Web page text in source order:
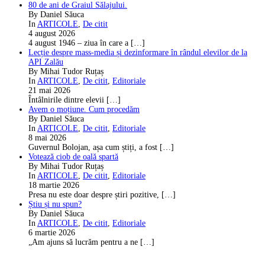
80 de ani de Graiul Sălajului.
By Daniel Săuca
In ARTICOLE, De citit
4 august 2026
4 august 1946 – ziua în care a […]
Lecție despre mass-media și dezinformare în rândul elevilor de la
API Zalău
By Mihai Tudor Ruțaș
In ARTICOLE, De citit, Editoriale
21 mai 2026
Întâlnirile dintre elevii […]
Avem o moțiune. Cum procedăm
By Daniel Săuca
In ARTICOLE, De citit, Editoriale
8 mai 2026
Guvernul Bolojan, așa cum știți, a fost […]
Votează ciob de oală spartă
By Mihai Tudor Ruțaș
In ARTICOLE, De citit, Editoriale
18 martie 2026
Presa nu este doar despre știri pozitive, […]
Știu și nu spun?
By Daniel Săuca
In ARTICOLE, De citit, Editoriale
6 martie 2026
„Am ajuns să lucrăm pentru a ne […]